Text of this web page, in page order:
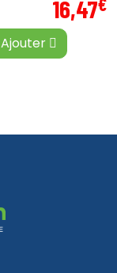
16,47
Ajouter